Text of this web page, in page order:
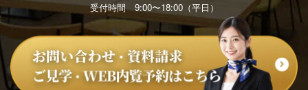
受付時間 9:00〜18:00（平日）